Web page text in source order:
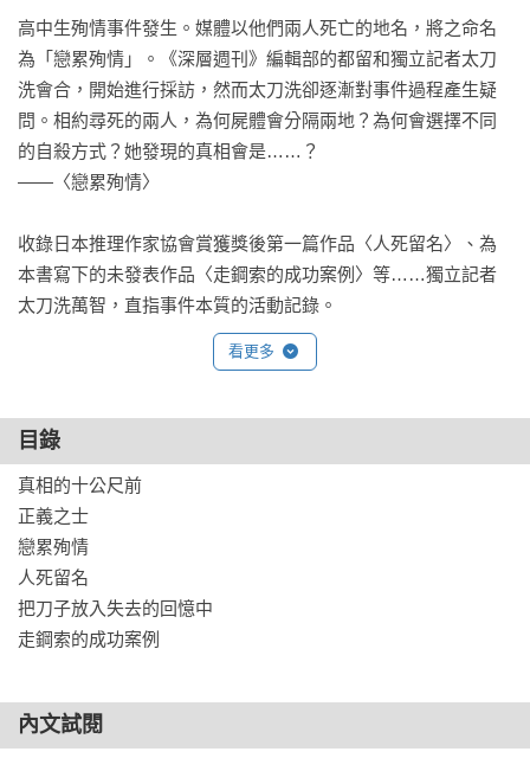
高中生殉情事件發生。媒體以他們兩人死亡的地名，將之命名
為「戀累殉情」。《深層週刊》編輯部的都留和獨立記者太刀
洗會合，開始進行採訪，然而太刀洗卻逐漸對事件過程產生疑
問。相約尋死的兩人，為何屍體會分隔兩地？為何會選擇不同
的自殺方式？她發現的真相會是……？
——〈戀累殉情〉
收錄日本推理作家協會賞獲獎後第一篇作品〈人死留名〉、為
本書寫下的未發表作品〈走鋼索的成功案例〉等……獨立記者
太刀洗萬智，直指事件本質的活動記錄。
看更多
目錄
真相的十公尺前
正義之士
戀累殉情
人死留名
把刀子放入失去的回憶中
走鋼索的成功案例
內文試閱